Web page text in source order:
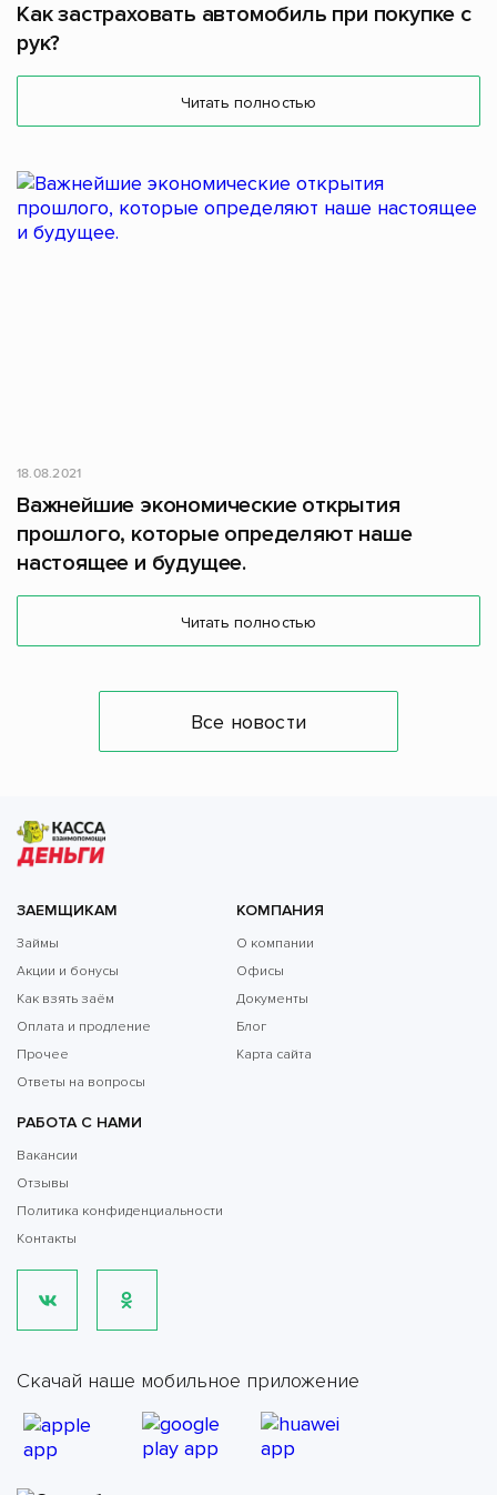
Как застраховать автомобиль при покупке с
рук?
Читать полностью
18.08.2021
Важнейшие экономические открытия
прошлого, которые определяют наше
настоящее и будущее.
Читать полностью
Все новости
ЗАЕМЩИКАМ
Займы
Акции и бонусы
Как взять заём
Оплата и продление
Прочее
Ответы на вопросы
КОМПАНИЯ
О компании
Офисы
Документы
Блог
Карта сайта
РАБОТА С НАМИ
Вакансии
Отзывы
Политика конфиденциальности
Контакты
Скачай наше мобильное приложение